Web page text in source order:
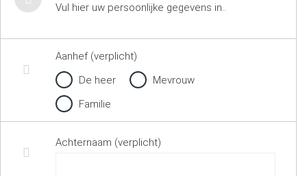
Vul hier uw persoonlijke gegevens in..
Aanhef (verplicht)
De heer
Mevrouw
Familie
Achternaam (verplicht)